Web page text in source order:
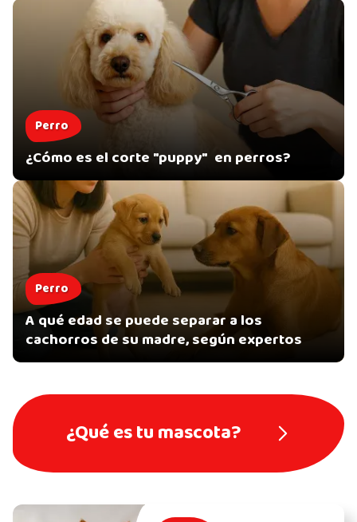
Perro
¿Cómo es el corte "puppy" en perros?
Perro
A qué edad se puede separar a los
cachorros de su madre, según expertos
¿Qué es tu mascota?